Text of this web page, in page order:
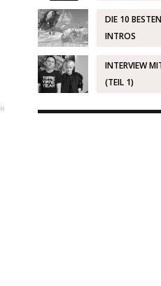
DIE 10
INTROS
INTERVIEW
(TEIL 1)